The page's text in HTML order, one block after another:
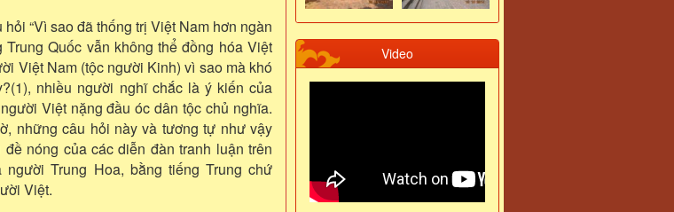
“Vì sao đã thống trị Việt Nam hơn ngàn
Trung Quốc vẫn không thể đồng hóa Việt
Việt Nam (tộc người Kinh) vì sao mà khó
nhiều người nghĩ chắc là ý kiến của
Việt nặng đầu óc dân tộc chủ nghĩa.
những câu hỏi này và tương tự như vậy
nóng của các diễn đàn tranh luận trên
người Trung Hoa, bằng tiếng Trung chứ
Việt.
Video